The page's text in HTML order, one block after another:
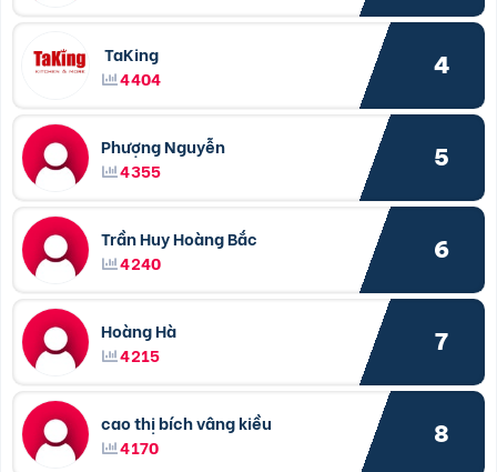
TaKing
4404
4
Phượng Nguyễn
4355
5
Trần Huy Hoàng Bắc
4240
6
Hoàng Hà
4215
7
cao thị bích vâng kiều
4170
8